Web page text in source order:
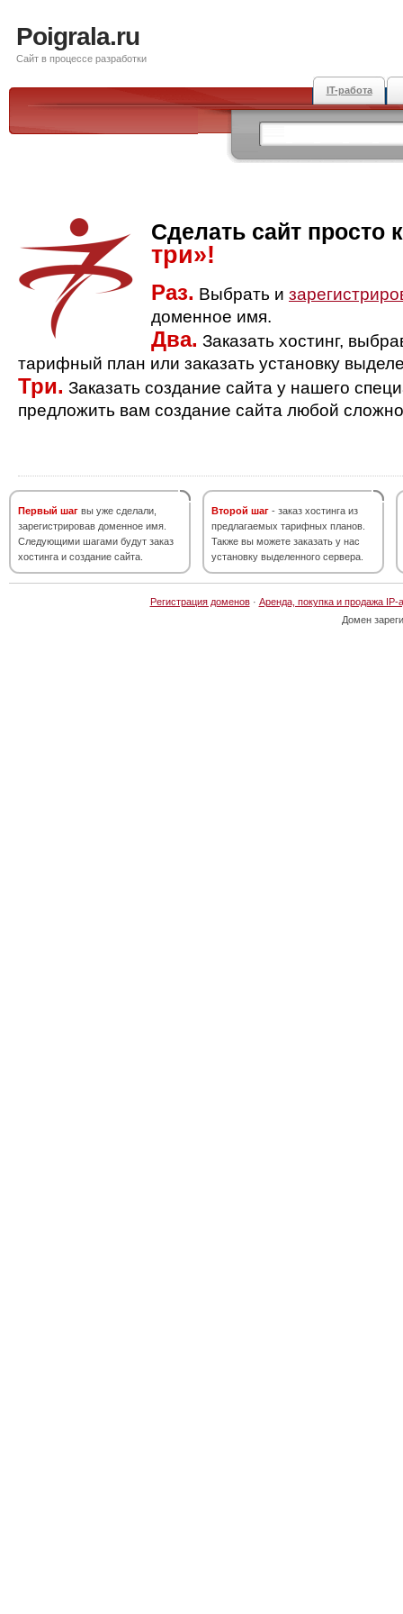
Poigrala.ru
Сайт в процессе разработки
IT-работа
Сделать сайт просто
три»!
Раз. Выбрать и
доменное имя.
Два. Заказать хостинг,
тарифный план или заказать установку
Три. Заказать создание сайта у нашего
предложить вам создание сайта любой
Первый шаг вы уже сделали,
зарегистрировав доменное имя.
Следующими шагами будут заказ
хостинга и создание сайта.
Второй шаг - заказ хостинга из
предлагаемых тарифных планов.
Также вы можете заказать у нас
установку выделенного сервера.
Регистрация доменов· Аренда, покупка и продажа IP-
Домен